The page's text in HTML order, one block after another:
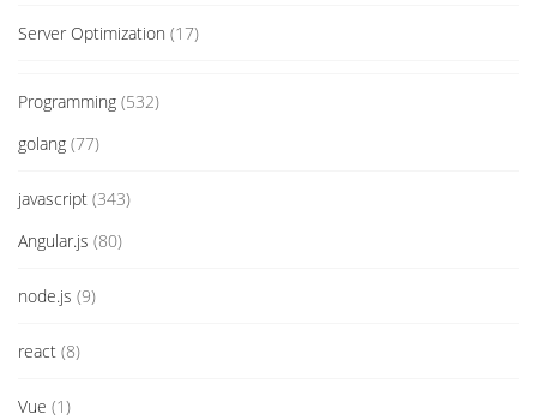
Server Optimization (17)
Programming (532)
golang (77)
javascript (343)
Angular.js (80)
node.js (9)
react (8)
Vue (1)